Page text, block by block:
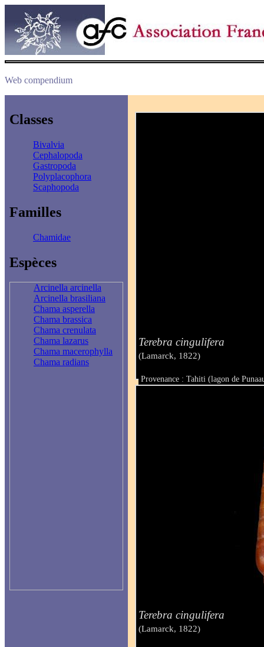
Web compendium
Classes
Bivalvia
Cephalopoda
Gastropoda
Polyplacophora
Scaphopoda
Familles
Chamidae
Espèces
Arcinella arcinella
Arcinella brasiliana
Chama asperella
Chama brassica
Chama crenulata
Chama lazarus
Chama macerophylla
Chama radians
Terebra cingulifera
(Lamarck, 1822)
Provenance : Tahiti (lagon de
Taille : 51.2 mm
Terebra cingulifera
(Lamarck, 1822)